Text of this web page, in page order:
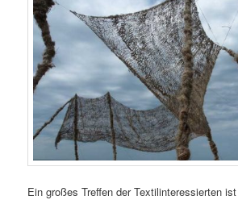
Ein großes Treffen der Textilinteressierten